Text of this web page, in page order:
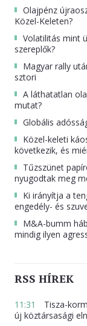
Olajpénz
Közel-Keleten?
Volatilitás mint
szereplők?
Magyar rally
sztori
A láthatatlan
mutat?
Globális
Közel-keleti
következik, és
Tűzszünet
nyugodtak meg
Ki irányítja a
engedély- és
M&A-bumm
mindig ilyen
RSS HÍREK
11:31
Tisza-
új köztársasági